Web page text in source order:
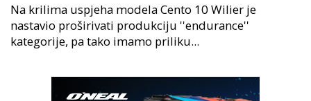
Na krilima uspjeha modela Cento 10 Wilier je
nastavio proširivati produkciju ''endurance''
kategorije, pa tako imamo priliku...